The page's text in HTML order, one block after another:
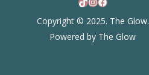
Copyright © 2025. The Glow.
Powered by The Glow